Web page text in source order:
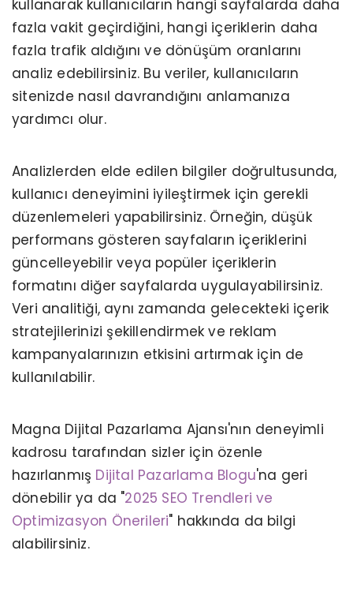
kullanarak kullanıcıların hangi sayfalarda daha
fazla vakit geçirdiğini, hangi içeriklerin daha
fazla trafik aldığını ve dönüşüm oranlarını
analiz edebilirsiniz. Bu veriler, kullanıcıların
sitenizde nasıl davrandığını anlamanıza
yardımcı olur.
Analizlerden elde edilen bilgiler doğrultusunda,
kullanıcı deneyimini iyileştirmek için gerekli
düzenlemeleri yapabilirsiniz. Örneğin, düşük
performans gösteren sayfaların içeriklerini
güncelleyebilir veya popüler içeriklerin
formatını diğer sayfalarda uygulayabilirsiniz.
Veri analitiği, aynı zamanda gelecekteki içerik
stratejilerinizi şekillendirmek ve reklam
kampanyalarınızın etkisini artırmak için de
kullanılabilir.
Magna Dijital Pazarlama Ajansı'nın deneyimli
kadrosu tarafından sizler için özenle
hazırlanmış Dijital Pazarlama Blogu'na geri
dönebilir ya da "2025 SEO Trendleri ve
Optimizasyon Önerileri" hakkında da bilgi
alabilirsiniz.